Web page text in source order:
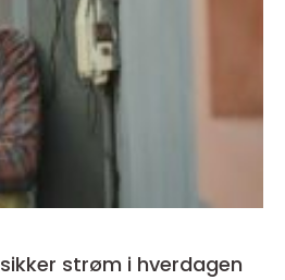
Elektriker vedbæk sikker strøm i hverdagen